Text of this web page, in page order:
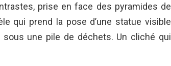
prise en face des pyramides de
qui prend la pose d’une statue visible
sous une pile de déchets. Un cliché qui